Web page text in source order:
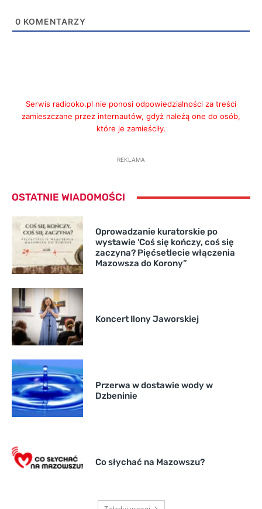
0 KOMENTARZY
Serwis radiooko.pl nie ponosi odpowiedzialności za treści
zamieszczane przez internautów, gdyż należą one do osób,
które je zamieściły.
REKLAMA
OSTATNIE WIADOMOŚCI
Oprowadzanie kuratorskie po
wystawie 'Coś się kończy, coś się
zaczyna? Pięćsetlecie włączenia
Mazowsza do Korony”
Koncert Ilony Jaworskiej
Przerwa w dostawie wody w
Dzbeninie
Co słychać na Mazowszu?